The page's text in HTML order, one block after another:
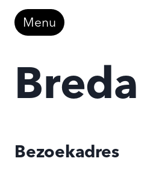
Doorgaan
naarMenu
Breda
Bezoekadres